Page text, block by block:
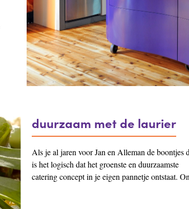
duurzaam met de laurier
Als je al jaren voor Jan en Alleman de boontjes
is het logisch dat het groenste en duurzaamste
catering concept in je eigen pannetje ontstaat.